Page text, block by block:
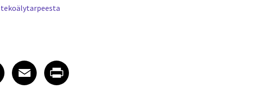
LinkedIn
on X
article on Facebook
Facebook
Share article on Email
Email
Share article on Print